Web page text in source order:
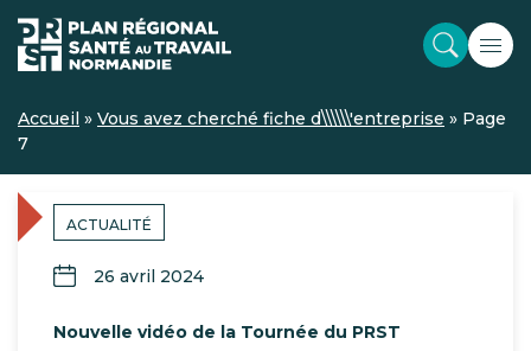
Accueil » Vous avez cherché fiche d\\\\\\'entreprise » Page
7
ACTUALITÉ
26 avril 2024
Nouvelle vidéo de la Tournée du PRST